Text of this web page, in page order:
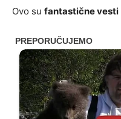
Ovo su fantastične vesti